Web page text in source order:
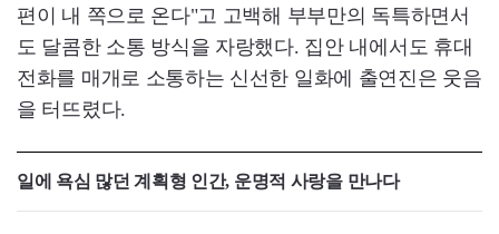
편이 내 쪽으로 온다"고 고백해 부부만의 독특하면서
도 달콤한 소통 방식을 자랑했다. 집안 내에서도 휴대
전화를 매개로 소통하는 신선한 일화에 출연진은 웃음
을 터뜨렸다.
일에 욕심 많던 계획형 인간, 운명적 사랑을 만나다